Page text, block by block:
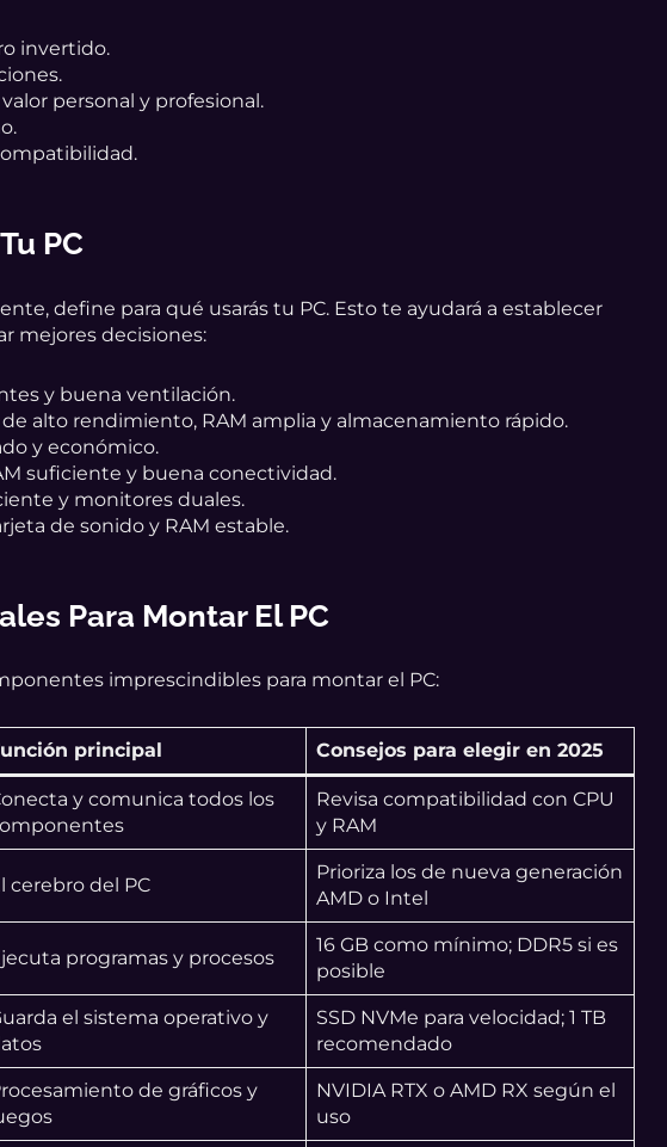
invertido.
personal y profesional.
PC
define para qué usarás tu PC. Esto te ayudará a establecer
mejores decisiones:
y buena ventilación.
de alto rendimiento, RAM amplia y almacenamiento rápido.
y económico.
suficiente y buena conectividad.
y monitores duales.
de sonido y RAM estable.
Para Montar El PC
imprescindibles para montar el PC:
principal Consejos para elegir en 2025
y comunica todos los
Revisa compatibilidad con CPU
y RAM
cerebro del PC
Prioriza los de nueva generación
AMD o Intel
programas y procesos
16 GB como mínimo; DDR5 si es
posible
el sistema operativo y
SSD NVMe para velocidad; 1 TB
recomendado
de gráficos y
NVIDIA RTX o AMD RX según el
uso